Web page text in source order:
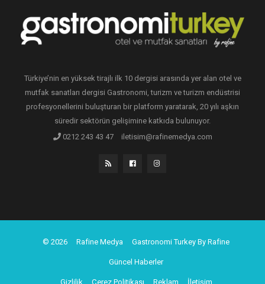
Türkiye’nin en yüksek tirajlı ilk 10 dergisi arasında yer alan otel ve
mutfak sanatları dergisi Gastronomi, turizm ve turizm endüstrisi
profesyonellerini buluşturan bir platform yaratarak, 20 yılı aşkın
süredir sektörün gelişimine katkıda bulunuyor.
0212 243 43 47
iletisim@rafinemedya.com
© 2026 Rafine Medya Gastronomi Turkey By Rafine
Güncel Haberler
Gizlilik Çerez Politikası Reklam İletişim